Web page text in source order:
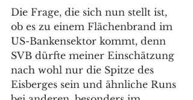
Die Frage, die sich nun stellt ist,
ob es zu einem Flächenbrand im
US-Bankensektor kommt, denn
SVB dürfte meiner Einschätzung
nach wohl nur die Spitze des
Eisberges sein und ähnliche Runs